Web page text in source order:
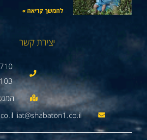
להמשך קריאה »
יצירת קשר
052-
liat@shabaton1.co.il